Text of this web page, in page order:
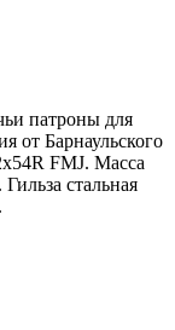
патроны для
от Барнаульского
FMJ. Масса
стальная